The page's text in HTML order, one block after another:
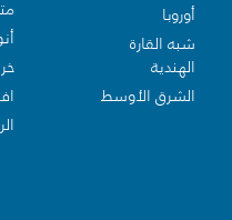
أوروبا
شبه القارة
الهندية
الشرق الأوسط